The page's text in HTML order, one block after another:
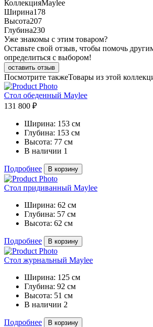
КоллекцияMaylee
Ширина178
Высота207
Глубина230
Уже знакомы с этим товаром?
Оставьте свой отзыв, чтобы помочь
определиться с выбором!
оставить отзыв
Посмотрите такжеТовары из этой
Стол обеденный Maylee
131 800 ₽
Ширина: 153 см
Глубина: 153 см
Высота: 77 см
В наличии 1
Подробнее В корзину
Стол придиванный Maylee
Ширина: 62 см
Глубина: 57 см
Высота: 62 см
Подробнее В корзину
Стол журнальный Maylee
Ширина: 125 см
Глубина: 92 см
Высота: 51 см
В наличии 2
Подробнее В корзину